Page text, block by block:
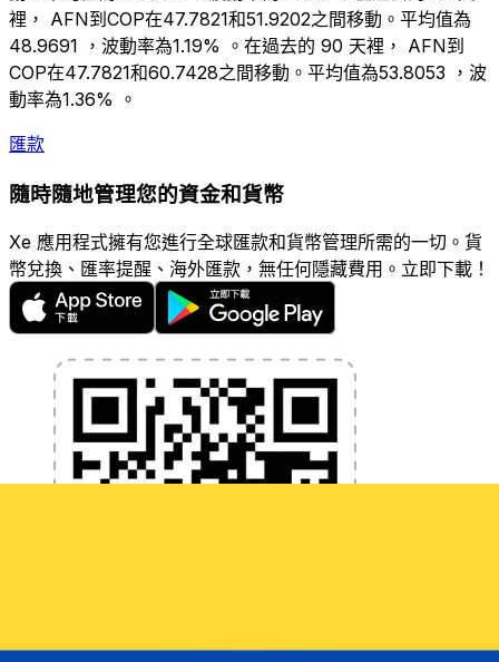
裡， AFN到COP在47.7821和51.9202之間移動。平均值為
48.9691 ，波動率為1.19% 。在過去的 90 天裡， AFN到
COP在47.7821和60.7428之間移動。平均值為53.8053 ，波
動率為1.36% 。
匯款
隨時隨地管理您的資金和貨幣
Xe 應用程式擁有您進行全球匯款和貨幣管理所需的一切。貨
幣兌換、匯率提醒、海外匯款，無任何隱藏費用。立即下載！